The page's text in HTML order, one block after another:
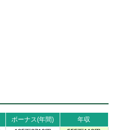
ボーナス(年間)
年収